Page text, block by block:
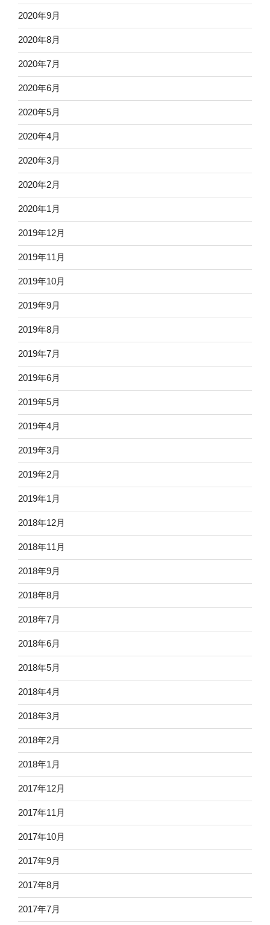
2020年9月
2020年8月
2020年7月
2020年6月
2020年5月
2020年4月
2020年3月
2020年2月
2020年1月
2019年12月
2019年11月
2019年10月
2019年9月
2019年8月
2019年7月
2019年6月
2019年5月
2019年4月
2019年3月
2019年2月
2019年1月
2018年12月
2018年11月
2018年9月
2018年8月
2018年7月
2018年6月
2018年5月
2018年4月
2018年3月
2018年2月
2018年1月
2017年12月
2017年11月
2017年10月
2017年9月
2017年8月
2017年7月